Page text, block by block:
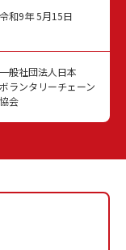
令和9年 5月15日
一般社団法人日本
ボランタリーチェーン
協会